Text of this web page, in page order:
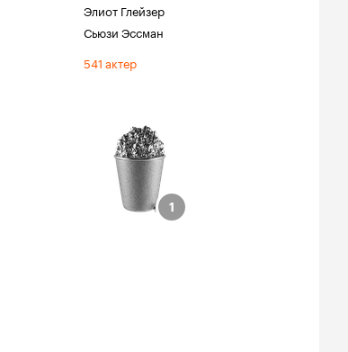
Элиот Глейзер
Сьюзи Эссман
541 актер
1
1